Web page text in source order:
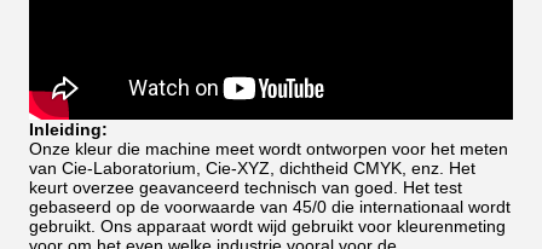
Inleiding:
Onze kleur die machine meet wordt ontworpen voor het meten
van Cie-Laboratorium, Cie-XYZ, dichtheid CMYK, enz. Het
keurt overzee geavanceerd technisch van goed. Het test
gebaseerd op de voorwaarde van 45/0 die internationaal wordt
gebruikt. Ons apparaat wordt wijd gebruikt voor kleurenmeting